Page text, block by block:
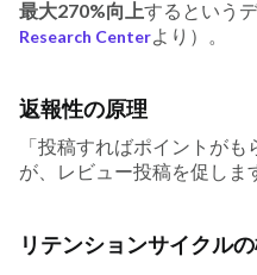
最大270%向上するという
Research Center より）。
返報性の原理
「投稿すればポイントが
が、レビュー投稿を促しま
リテンションサイクル